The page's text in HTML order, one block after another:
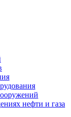
нефти и газа